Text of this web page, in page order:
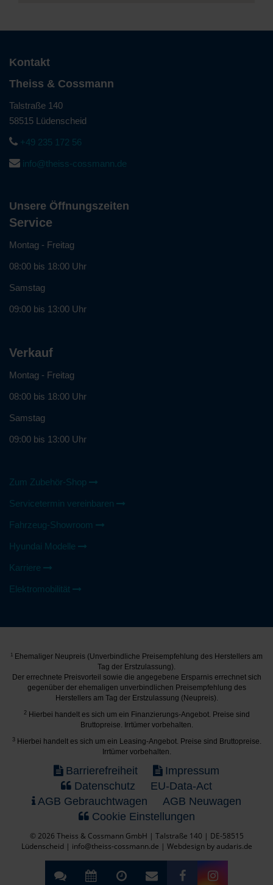
Kontakt
Theiss & Cossmann
Talstraße 140
58515 Lüdenscheid
+49 235 172 56
info@theiss-cossmann.de
Unsere Öffnungszeiten
Service
Montag - Freitag
08:00 bis 18:00 Uhr
Samstag
09:00 bis 13:00 Uhr
Verkauf
Montag - Freitag
08:00 bis 18:00 Uhr
Samstag
09:00 bis 13:00 Uhr
Zum Zubehör-Shop
Servicetermin vereinbaren
Fahrzeug-Showroom
Hyundai Modelle
Karriere
Elektromobilität
1
Ehemaliger Neupreis (Unverbindliche Preisempfehlung des Herstellers am
Tag der Erstzulassung).
Der errechnete Preisvorteil sowie die angegebene Ersparnis errechnet sich
gegenüber der ehemaligen unverbindlichen Preisempfehlung des
Herstellers am Tag der Erstzulassung (Neupreis).
2 Hierbei handelt es sich um ein Finanzierungs-Angebot. Preise sind
Bruttopreise. Irrtümer vorbehalten.
3 Hierbei handelt es sich um ein Leasing-Angebot. Preise sind Bruttopreise.
Irrtümer vorbehalten.
Barrierefreiheit
Impressum
Datenschutz
EU-Data-Act
AGB Gebrauchtwagen
AGB Neuwagen
Cookie Einstellungen
© 2026 Theiss & Cossmann GmbH | Talstraße 140 | DE-58515
Lüdenscheid | info@theiss-cossmann.de | Webdesign by audaris.de